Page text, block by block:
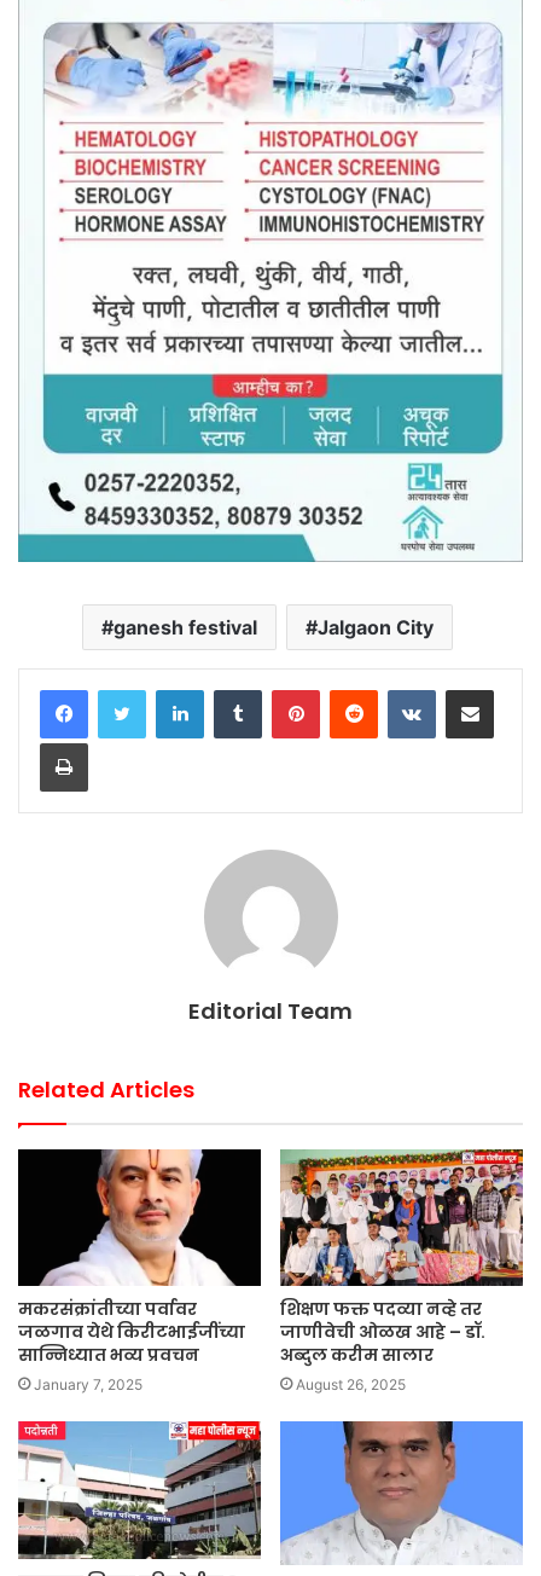
ganesh festival Jalgaon City
LinkedInTumblr PinterestReddit VKontakteShare via Email
Print
Editorial Team
Related Articles
मकरसंक्रांतीच्या पर्वावर
जळगाव येथे किरीटभाईजींच्या
सान्निध्यात भव्य प्रवचन
January 7, 2025
शिक्षण फक्त पदव्या नव्हे तर
जाणीवेची ओळख आहे – डॉ.
अब्दुल करीम सालार
August 26, 2025